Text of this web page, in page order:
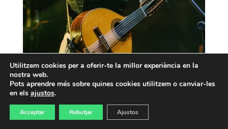
Utilitzem cookies per a oferir-te la millor experiència en la
nostra web.
Pots aprendre més sobre quines cookies utilitzem o canviar-les
en els ajustos.
Acceptar Rebutjar Ajustos